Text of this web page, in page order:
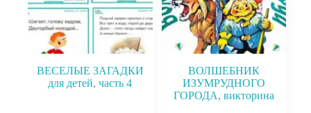
ВЕСЕЛЫЕ ЗАГАДКИ
для детей, часть 4
ВОЛШЕБНИК
ИЗУМРУДНОГО
ГОРОДА, викторина